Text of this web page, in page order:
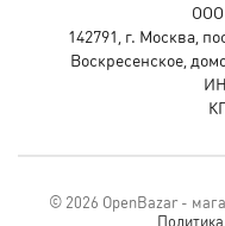
ООО
142791, г. Москва,
Воскресенское,
© 2026 OpenBazar -